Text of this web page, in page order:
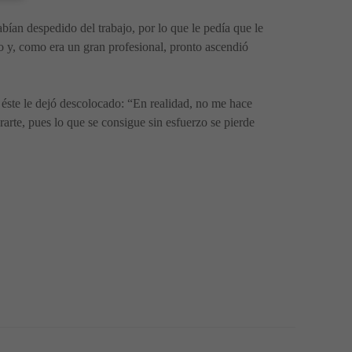
despedido del trabajo, por lo que le pedía que le
y, como era un gran profesional, pronto ascendió
le dejó descolocado: “En realidad, no me hace
pues lo que se consigue sin esfuerzo se pierde